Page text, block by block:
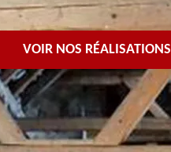
VOIR NOS RÉALISATIONS